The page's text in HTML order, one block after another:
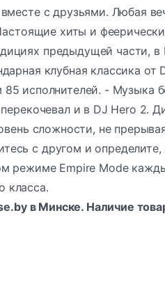
с друзьями. Любая
хиты и
предыдущей части, в
клубная классика от
исполнителей. - Музыка
и в DJ Hero 2.
сложности, не
с другом и определите,
режиме Empire Mode
класса.
в Минске. Наличие